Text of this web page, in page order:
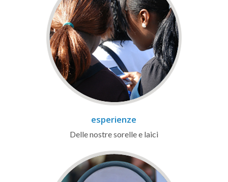
esperienze
Delle nostre sorelle e laici